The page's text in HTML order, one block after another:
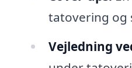
tatovering og
Vejledning